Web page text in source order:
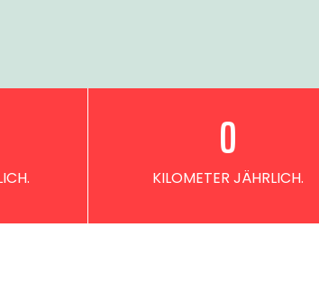
KILOMETER JÄHRLICH.
0